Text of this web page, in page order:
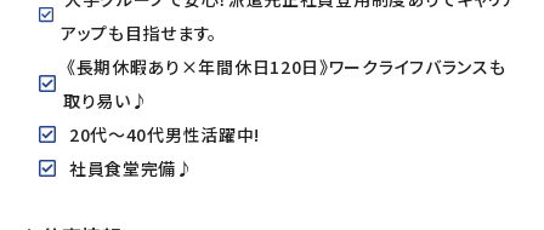
アップも目指せます。
《長期休暇あり×年間休日120日》ワークライフバランスも
取り易い♪
20代～40代男性活躍中!
社員食堂完備♪